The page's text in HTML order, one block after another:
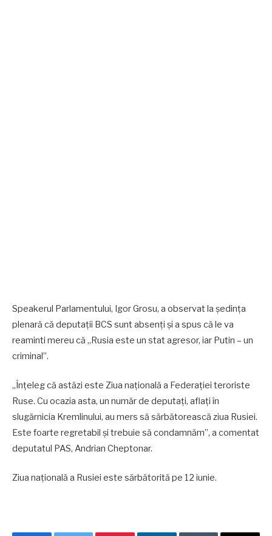
Speakerul Parlamentului, Igor Grosu, a observat la ședința
plenară că deputații BCS sunt absenți și a spus că le va
reaminti mereu că „Rusia este un stat agresor, iar Putin – un
criminal”.
„Înțeleg că astăzi este Ziua națională a Federației teroriste
Ruse. Cu ocazia asta, un număr de deputați, aflați în
slugărnicia Kremlinului, au mers să sărbătorească ziua Rusiei.
Este foarte regretabil și trebuie să condamnăm”, a comentat
deputatul PAS, Andrian Cheptonar.
Ziua națională a Rusiei este sărbătorită pe 12 iunie.